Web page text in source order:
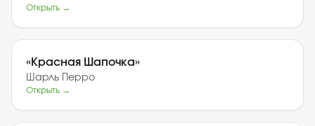
Открыть →
«Красная Шапочка»
Шарль Перро
Открыть →